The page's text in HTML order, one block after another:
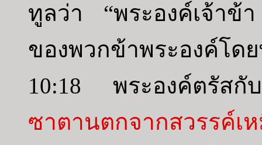
ทูลว่า “พระองค์เจ้าข้
ของพวกข้าพระองค์โด
10:18 พระองค์ตรัส
ซาตานตกจากสวรรค์เ